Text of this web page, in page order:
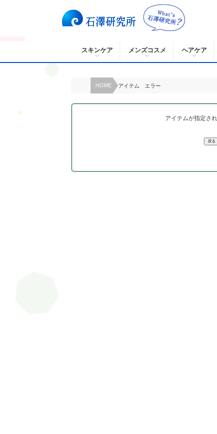
スキンケア メンズコスメ ヘアケア
HOME アイテム エラー
アイテムが指定さ